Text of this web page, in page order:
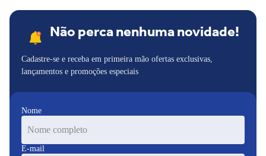
Não perca nenhuma novidade!
Cadastre-se e receba em primeira mão ofertas exclusivas,
lançamentos e promoções especiais
Nome
E-mail